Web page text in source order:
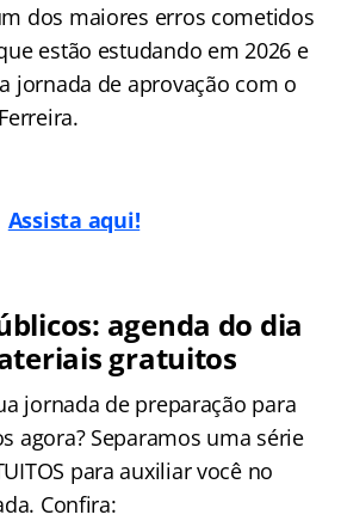
dos maiores erros cometidos
estão estudando em 2026 e
jornada de aprovação com o
Assista aqui!
agenda do dia
gratuitos
jornada de preparação para
agora? Separamos uma série
para auxiliar você no
Confira: